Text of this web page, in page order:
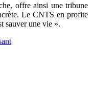
offre ainsi une tribune
Le CNTS en profite
sauver une vie ».